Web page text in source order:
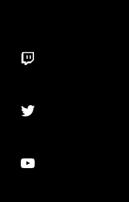
Twitch
Twitter
YouTube